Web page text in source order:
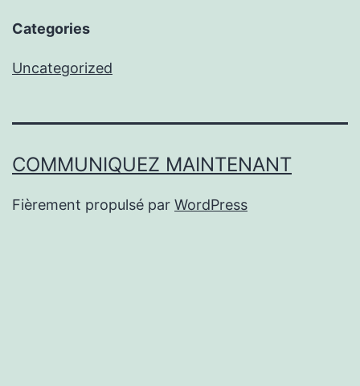
Categories
Uncategorized
COMMUNIQUEZ MAINTENANT
Fièrement propulsé par WordPress